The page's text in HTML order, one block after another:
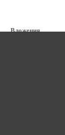
Вложения